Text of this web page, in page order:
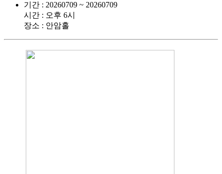
기간 : 20260709 ~ 20260709
시간 : 오후 6시
장소 : 안암홀